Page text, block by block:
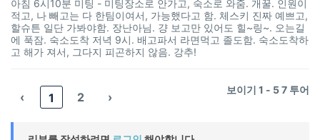
아침 6시10분 미팅 - 미팅장소로 안가고, 숙소로 와줌. 개꿀. 인원이
적고, 나 빼고는 다 한팀이여서, 가능했다고 함. 체스키 진짜 예쁘고,
할슈튼 일단 가봐야함. 장난아님. 걍 보고만 있어도 힐~링~. 오는길
에 푹잠. 숙소도착 저녁 9시. 배고파서 라면먹고 졸도함. 숙소도착하
고 해가 져서, 그다지 피곤하지 않음. 강추!
‹ 1 2 ›
보이기 1 - 5 7 투어